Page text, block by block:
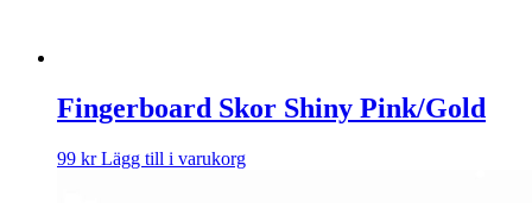
Fingerboard Skor Shiny Pink/Gold
99 kr Lägg till i varukorg